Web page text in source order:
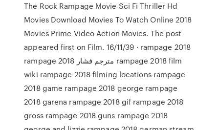
The Rock Rampage Movie Sci Fi Thriller Hd
Movies Download Movies To Watch Online 2018
Movies Prime Video Action Movies. The post
appeared first on Film. 16/11/39 · rampage 2018
rampage 2018 مترجم فشار rampage 2018 film
wiki rampage 2018 filming locations rampage
2018 game rampage 2018 george rampage
2018 garena rampage 2018 gif rampage 2018
gross rampage 2018 guns rampage 2018